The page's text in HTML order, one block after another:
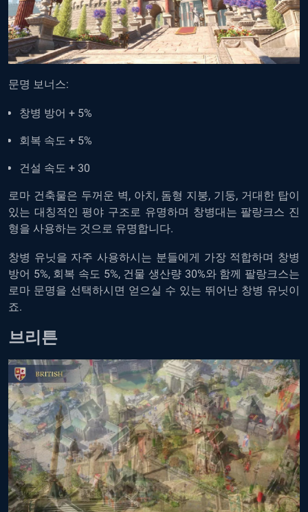
문명 보너스:
창병 방어 + 5%
회복 속도 + 5%
건설 속도 + 30
로마 건축물은 두꺼운 벽, 아치, 돔형 지붕, 기둥, 거대한 탑이
있는 대칭적인 평야 구조로 유명하며 창병대는 팔랑크스 진
형을 사용하는 것으로 유명합니다.
창병 유닛을 자주 사용하시는 분들에게 가장 적합하며 창병
방어 5%, 회복 속도 5%, 건물 생산량 30%와 함께 팔랑크스는
로마 문명을 선택하시면 얻으실 수 있는 뛰어난 창병 유닛이
죠.
브리튼